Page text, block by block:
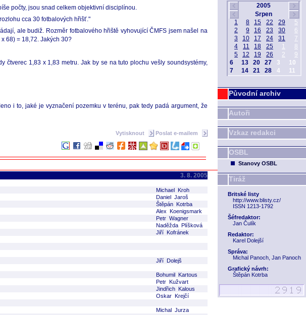
Původní archiv
Autoři
Vzkaz redakci
OSBL
Stanovy OSBL
Tiráž
Britské listy
http://www.blisty.cz/
ISSN 1213-1792
Šéfredaktor:
Jan Čulík
Redaktor:
Karel Dolejší
Správa:
Michal Panoch, Jan Panoch
Grafický návrh:
Štěpán Kotrba
počty, jsou snad celkem objektivní disciplínou.
cca 30 fotbalových hřišť."
ale budiž. Rozměr fotbalového hřiště vyhovující ČMFS jsem našel na
68) = 18,72. Jakých 30?
1,83 x 1,83 metru. Jak by se na tuto plochu vešly soundsystémy,
i to, jaké je vyznačení pozemku v terénu, pak tedy padá argument, že
Vytisknout Poslat e-mailem
3. 8. 2005
Michael Kroh
Daniel Jaroš
Štěpán Kotrba
Alex Koenigsmark
Petr Wagner
Naděžda Plíšková
Jiří Kofránek
Jiří Dolejš
Bohumil Kartous
Petr Kužvart
Jindřich Kalous
Oskar Krejčí
Michal Jurza